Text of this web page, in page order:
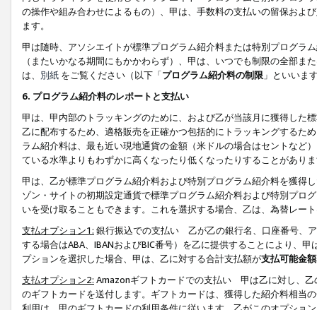
の操作や組み合わせによるもの）、甲は、手数料の支払いの留保およ
ます。
甲は随時、アソシエイトが標準プログラム紹介料または特別プログラ
（またいかなる期間にもかかわらず）、甲は、いつでも制限の全部
は、 別紙 をご覧ください（以下「プログラム紹介料の制限 」といいま
6. プログラム紹介料のレポートと支払い
甲は、甲内部のトラッキングのために、および乙が当該月に獲得した
乙に配布するため、適格販売を正確かつ包括的にトラッキングするた
ラム紹介料は、最も近い現地通貨の金額（米ドルの場合はセントなど
ている水準よりもわずかに高くなったり低くなったりすることがあり
甲は、乙が標準プログラム紹介料および特別プログラム紹介料を獲得
ゾン・サイトの初期設定通貨で標準プログラム紹介料および特別プロ
いを受け取ることもできます。これを選択する場合、乙は、為替レー
支払オプション1: 銀行振込での支払い 乙が乙の銀行名、口座番号、
する場合はABA、IBANおよびBIC番号）を乙に提供することにより、
プションを選択した場合、甲は、乙に対する合計支払額が支払可能金
支払オプション2: Amazonギフトカードでの支払い 甲は乙に対し、乙
のギフトカードを送付します。ギフトカードは、獲得した紹介料相当
利用は、甲のギフトカードの利用条件に従います。乙がこのオプショ